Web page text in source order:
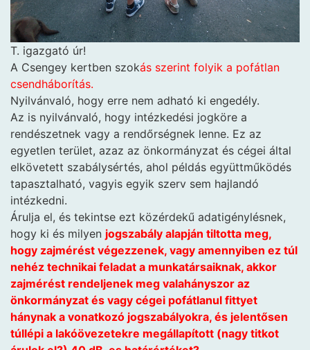
T. igazgató úr!
A Csengey kertben szokás szerint folyik a pofátlan
csendháborítás.
Nyilvánvaló, hogy erre nem adható ki engedély.
Az is nyilvánvaló, hogy intézkedési jogköre a
rendészetnek vagy a rendőrségnek lenne. Ez az
egyetlen terület, azaz az önkormányzat és cégei által
elkövetett szabálysértés, ahol példás együttműködés
tapasztalható, vagyis egyik szerv sem hajlandó
intézkedni.
Árulja el, és tekintse ezt közérdekű adatigénylésnek,
hogy ki és milyen jogszabály alapján tiltotta meg,
hogy zajmérést végezzenek, vagy amennyiben ez túl
nehéz technikai feladat a munkatársaiknak, akkor
zajmérést rendeljenek meg valahányszor az
önkormányzat és vagy cégei pofátlanul fittyet
hánynak a vonatkozó jogszabályokra, és jelentősen
túllépi a lakóövezetekre megállapított (nagy titkot